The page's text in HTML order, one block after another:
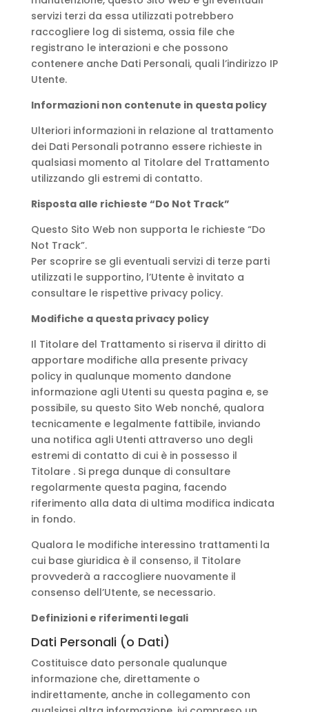
servizi terzi da essa utilizzati potrebbero
raccogliere log di sistema, ossia file che
registrano le interazioni e che possono
contenere anche Dati Personali, quali l’indirizzo IP
Utente.
Informazioni non contenute in questa policy
Ulteriori informazioni in relazione al trattamento
dei Dati Personali potranno essere richieste in
qualsiasi momento al Titolare del Trattamento
utilizzando gli estremi di contatto.
Risposta alle richieste “Do Not Track”
Questo Sito Web non supporta le richieste “Do
Not Track”.
Per scoprire se gli eventuali servizi di terze parti
utilizzati le supportino, l’Utente è invitato a
consultare le rispettive privacy policy.
Modifiche a questa privacy policy
Il Titolare del Trattamento si riserva il diritto di
apportare modifiche alla presente privacy
policy in qualunque momento dandone
informazione agli Utenti su questa pagina e, se
possibile, su questo Sito Web nonché, qualora
tecnicamente e legalmente fattibile, inviando
una notifica agli Utenti attraverso uno degli
estremi di contatto di cui è in possesso il
Titolare . Si prega dunque di consultare
regolarmente questa pagina, facendo
riferimento alla data di ultima modifica indicata
in fondo.
Qualora le modifiche interessino trattamenti la
cui base giuridica è il consenso, il Titolare
provvederà a raccogliere nuovamente il
consenso dell’Utente, se necessario.
Definizioni e riferimenti legali
Dati Personali (o Dati)
Costituisce dato personale qualunque
informazione che, direttamente o
indirettamente, anche in collegamento con